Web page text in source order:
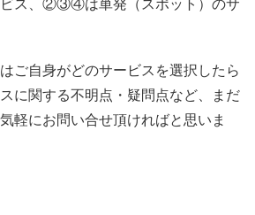
ス、②③④は単発（スポット）のサ
ご自身がどのサービスを選択したら
に関する不明点・疑問点など、まだ
軽にお問い合せ頂ければと思いま